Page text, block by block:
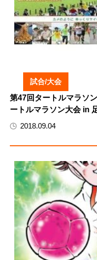
試合/大会
第47回タートルマラソ
ートルマラソン大会 in
2018.09.04